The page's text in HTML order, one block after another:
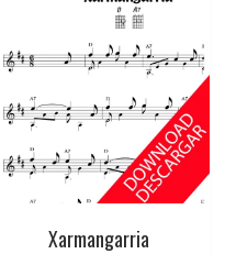
Xarmangarria